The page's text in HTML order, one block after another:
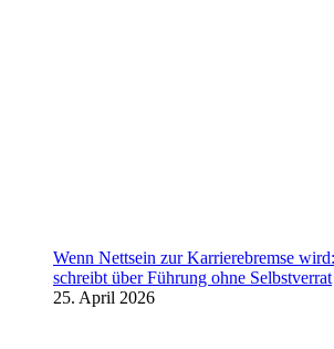
Wenn Nettsein zur Karrierebremse
schreibt über Führung ohne Selbstverrat
25. April 2026